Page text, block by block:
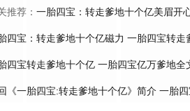
推荐： 一胎四宝：转走爹地十个亿美眉开
四宝：转走爹地十个亿磁力 一胎四宝转走
四宝转走爹地十个亿 一胎四宝亿万爹地全
《一胎四宝:转走爹地十个亿》简介 一胎